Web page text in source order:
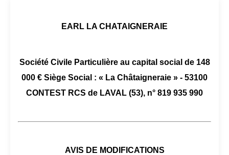
EARL LA CHATAIGNERAIE
Société Civile Particulière au capital social de 148
000 € Siège Social : « La Châtaigneraie » - 53100
CONTEST RCS de LAVAL (53), n° 819 935 990
AVIS DE MODIFICATIONS